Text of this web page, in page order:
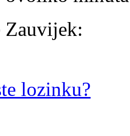
Zauvijek:
lozinku?